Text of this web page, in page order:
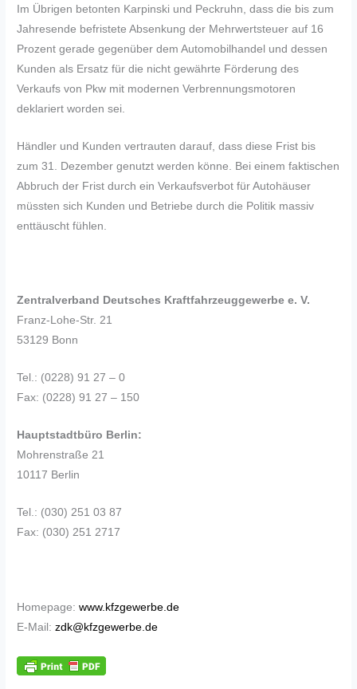
Im Übrigen betonten Karpinski und Peckruhn, dass die bis zum
Jahresende befristete Absenkung der Mehrwertsteuer auf 16
Prozent gerade gegenüber dem Automobilhandel und dessen
Kunden als Ersatz für die nicht gewährte Förderung des
Verkaufs von Pkw mit modernen Verbrennungsmotoren
deklariert worden sei.
Händler und Kunden vertrauten darauf, dass diese Frist bis
zum 31. Dezember genutzt werden könne. Bei einem faktischen
Abbruch der Frist durch ein Verkaufsverbot für Autohäuser
müssten sich Kunden und Betriebe durch die Politik massiv
enttäuscht fühlen.
Zentralverband Deutsches Kraftfahrzeuggewerbe e. V.
Franz-Lohe-Str. 21
53129 Bonn
Tel.: (0228) 91 27 – 0
Fax: (0228) 91 27 – 150
Hauptstadtbüro Berlin:
Mohrenstraße 21
10117 Berlin
Tel.: (030) 251 03 87
Fax: (030) 251 2717
Homepage: www.kfzgewerbe.de
E-Mail:zdk@kfzgewerbe.de